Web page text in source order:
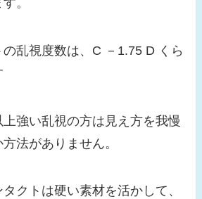
乱視度数は、C －1.75 D くら
強い乱視の方は見え方を我慢
法がありません。
クトは硬い素材を活かして、